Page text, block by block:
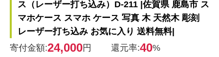
ス（レーザー打ち込み）D-211 |佐賀県 鹿島市 ス
マホケース スマホ ケース 写真 木 天然木 彫刻
レーザー打ち込み お気に入り 送料無料|
寄付金額:24,000円 還元率:40%